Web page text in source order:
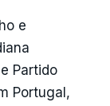
e
Partido
Portugal,